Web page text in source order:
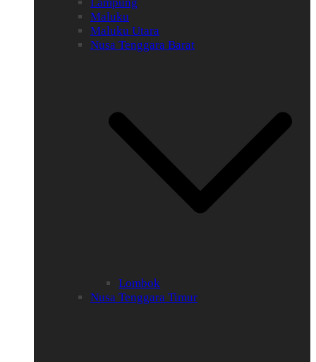
Maluku
Maluku Utara
Nusa Tenggara Barat
Lombok
Nusa Tenggara Timur